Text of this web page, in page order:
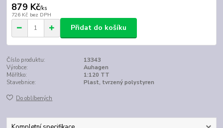
879 Kč/ks
726 Kč bez DPH
Přidat do košíku
Číslo produktu:
13343
Výrobce:
Auhagen
Měřítko:
1:120 TT
Stavebnice:
Plast, tvrzený polystyren
Do oblíbených